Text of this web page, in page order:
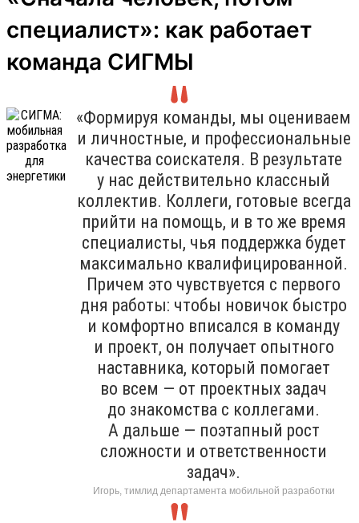
специалист»: как работает
команда СИГМЫ
«Формируя команды, мы оцениваем
и личностные, и профессиональные
качества соискателя. В результате
у нас действительно классный
коллектив. Коллеги, готовые всегда
прийти на помощь, и в то же время
специалисты, чья поддержка будет
максимально квалифицированной.
Причем это чувствуется с первого
дня работы: чтобы новичок быстро
и комфортно вписался в команду
и проект, он получает опытного
наставника, который помогает
во всем — от проектных задач
до знакомства с коллегами.
А дальше — поэтапный рост
сложности и ответственности
задач».
Игорь, тимлид департамента мобильной разработки